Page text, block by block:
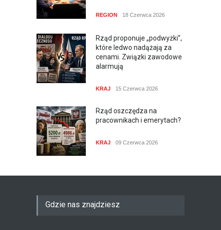
REGION 18 Czerwca 2026
Rząd proponuje „podwyżki”,
które ledwo nadążają za
cenami. Związki zawodowe
alarmują
KRAJ 15 Czerwca 2026
Rząd oszczędza na
pracownikach i emerytach?
KRAJ 09 Czerwca 2026
Gdzie nas znajdziesz